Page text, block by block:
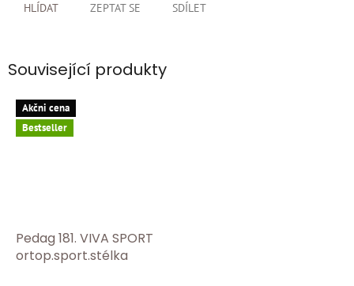
ZEPTAT SE
HLÍDAT SDÍLET
Související produkty
Akčni cena
Bestseller
Pedag 181. VIVA SPORT
ortop.sport.stélka